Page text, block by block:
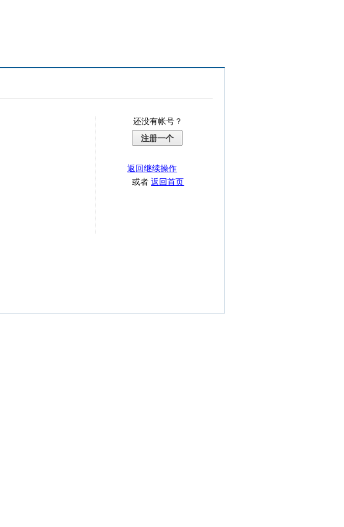
还没有帐号？
注册一个
返回继续操作
或者返回首页